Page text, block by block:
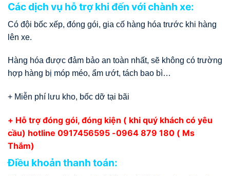
Các dịch vụ hỗ trợ khi đến với chành xe:
Có đội bốc xếp, đóng gói, gia cố hàng hóa trước khi hàng
lên xe.
Hàng hóa được đảm bảo an toàn nhất, sẽ không có trường
hợp hàng bị móp méo, ẩm ướt, tách bao bì…
+ Miễn phí lưu kho, bốc dỡ tại bãi
+ Hỗ trợ đóng gói, đóng kiện ( khi quý khách có yêu
cầu) hotline 0917456595 -0964 879 180 ( Ms
Thắm)
Điều khoản thanh toán: